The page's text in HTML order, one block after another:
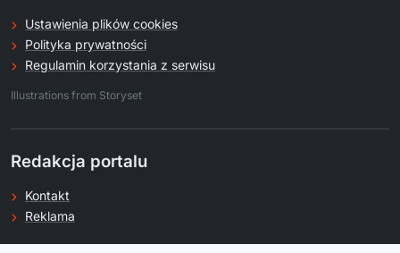
Ustawienia plików cookies
Polityka prywatności
Regulamin korzystania z serwisu
Illustrations from Storyset
Redakcja portalu
Kontakt
Reklama